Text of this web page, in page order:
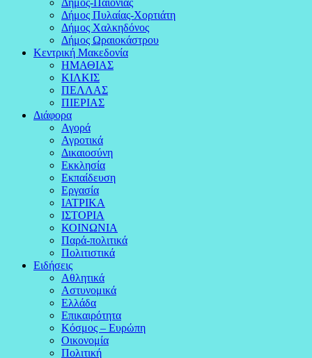
Δήμος-Παιονίας
Δήμος Πυλαίας-Χορτιάτη
Δήμος Χαλκηδόνος
Δήμος Ωραιοκάστρου
Κεντρική Μακεδονία
ΗΜΑΘΙΑΣ
ΚΙΛΚΙΣ
ΠΕΛΛΑΣ
ΠΙΕΡΙΑΣ
Διάφορα
Αγορά
Αγροτικά
Δικαιοσύνη
Εκκλησία
Εκπαίδευση
Εργασία
ΙΑΤΡΙΚΑ
ΙΣΤΟΡΙΑ
ΚΟΙΝΩΝΙΑ
Παρά-πολιτικά
Πολιτιστικά
Ειδήσεις
Αθλητικά
Αστυνομικά
Ελλάδα
Επικαιρότητα
Κόσμος – Ευρώπη
Οικονομία
Πολιτική